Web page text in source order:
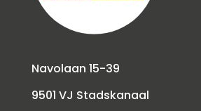
Navolaan 15-39
9501 VJ Stadskanaal